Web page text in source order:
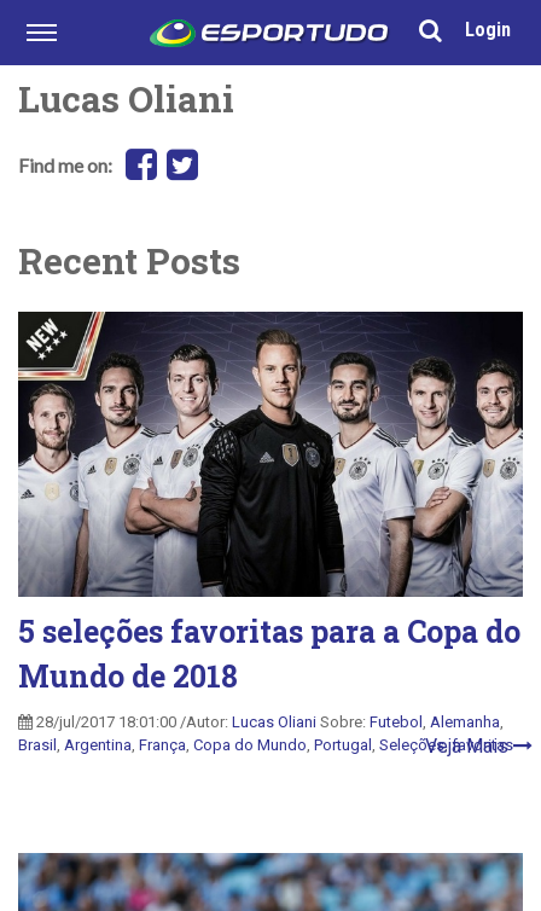
Login
Lucas Oliani
Find me on:
Recent Posts
5 seleções favoritas para a Copa do
Mundo de 2018
28/jul/2017 18:01:00 /Autor: Lucas Oliani Sobre: Futebol Alemanha
Brasil Argentina França Copa do Mundo Portugal Seleções,favoritas
Veja Mais